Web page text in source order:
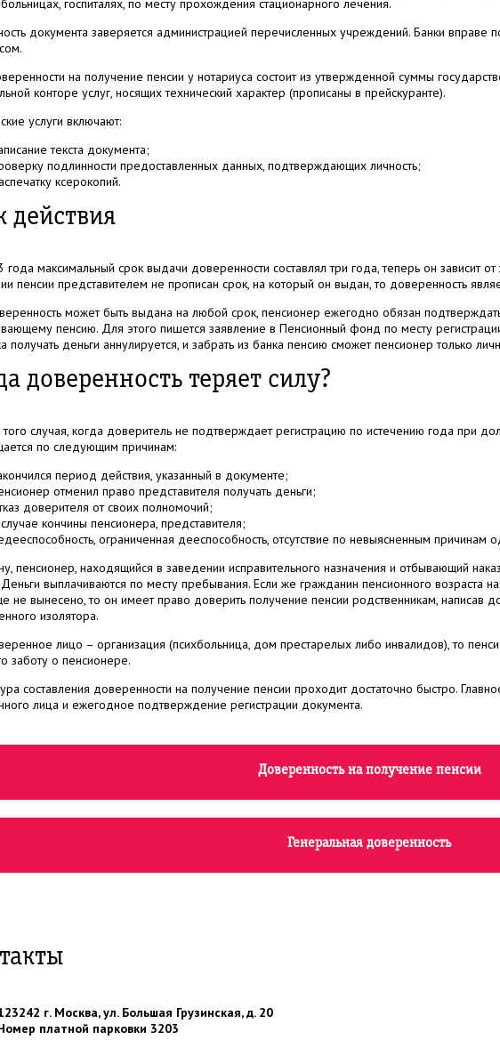
госпиталях, по месту прохождения стационарного лечения.
документа заверяется администрацией перечисленных учреждений. Банки вправе
на получение пенсии у нотариуса состоит из утвержденной суммы
конторе услуг, носящих технический характер (прописаны в прейскуранте).
услуги включают:
текста документа;
подлинности предоставленных данных, подтверждающих личность;
ксерокопий.
действия
максимальный срок выдачи доверенности составлял три года, теперь он зависит
пенсии представителем не прописан срок, на который он выдан, то доверенность
может быть выдана на любой срок, пенсионер ежегодно обязан
пенсию. Для этого пишется заявление в Пенсионный фонд по месту
получать деньги аннулируется, и забрать из банка пенсию сможет пенсионер только
доверенность теряет силу?
случая, когда доверитель не подтверждает регистрацию по истечению года при
по следующим причинам:
период действия, указанный в документе;
отменил право представителя получать деньги;
доверителя от своих полномочий;
кончины пенсионера, представителя;
ограниченная дееспособность, отсутствие по невыясненным причинам
пенсионер, находящийся в заведении исправительного назначения и отбывающий
выплачиваются по месту пребывания. Если же гражданин пенсионного
не вынесено, то он имеет право доверить получение пенсии родственникам, написав
изолятора.
лицо – организация (психбольница, дом престарелых либо инвалидов), то
заботу о пенсионере.
составления доверенности на получение пенсии проходит достаточно быстро.
лица и ежегодное подтверждение регистрации документа.
Доверенность на получение пенсии
Генеральная доверенность
г. Москва, ул. Большая Грузинская, д. 20
платной парковки 3203